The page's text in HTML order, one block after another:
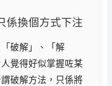
係換個方式下注
破解」、「解
覺得好似掌握咗某
破解方法，只係將